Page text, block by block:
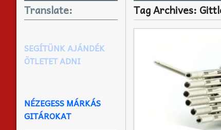
Tag Archives:
Translate:
SEGÍTÜNK AJÁNDÉK
ÖTLETET ADNI
NÉZEGESS MÁRKÁS
GITÁROKAT